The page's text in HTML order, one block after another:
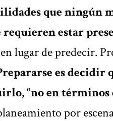
que ningún
estar
lugar de predecir.
es decidir
“no en términos
por